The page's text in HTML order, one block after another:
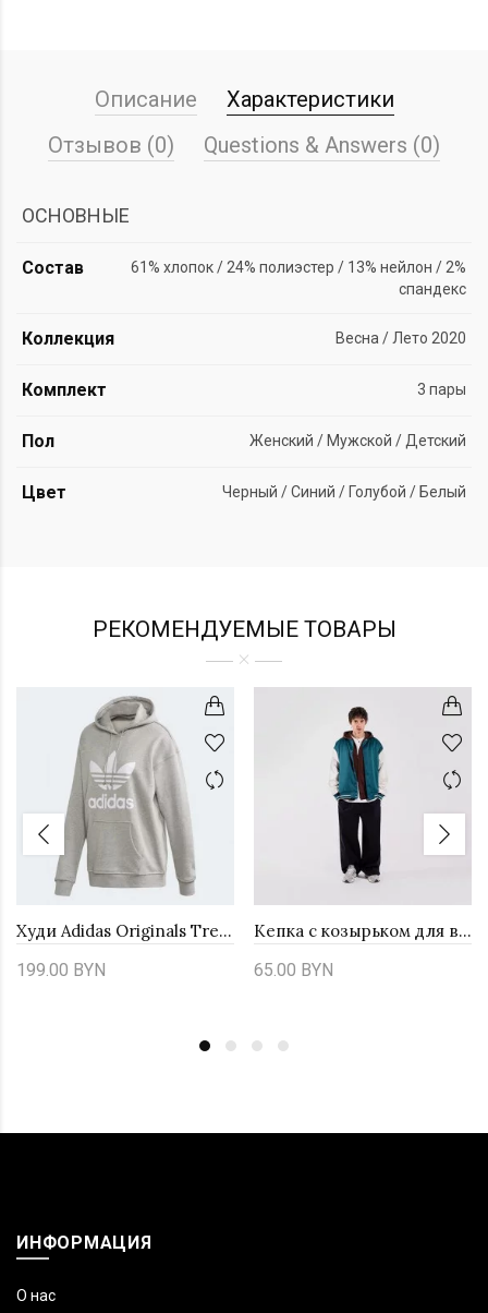
Описание
Характеристики
Отзывов (0)
Questions & Answers (0)
ОСНОВНЫЕ
Состав
61% хлопок / 24% полиэстер / 13% нейлон / 2%
спандекс
Коллекция Весна / Лето 2020
Комплект 3 пары
Пол Женский / Мужской / Детский
Цвет Черный / Синий / Голубой / Белый
РЕКОМЕНДУЕМЫЕ ТОВАРЫ
Худи Adidas Originals Trefoil FM3304
199.00 BYN
Кепка с козырьком для всех adidas Linear Baseball KB2108 - черная
65.00 BYN
ИНФОРМАЦИЯ
О нас